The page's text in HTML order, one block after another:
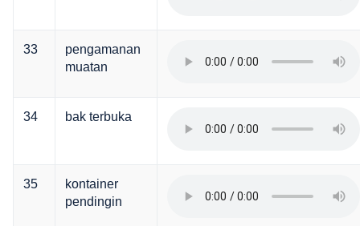
33
pengamanan
muatan
34 bak terbuka
35
kontainer
pendingin